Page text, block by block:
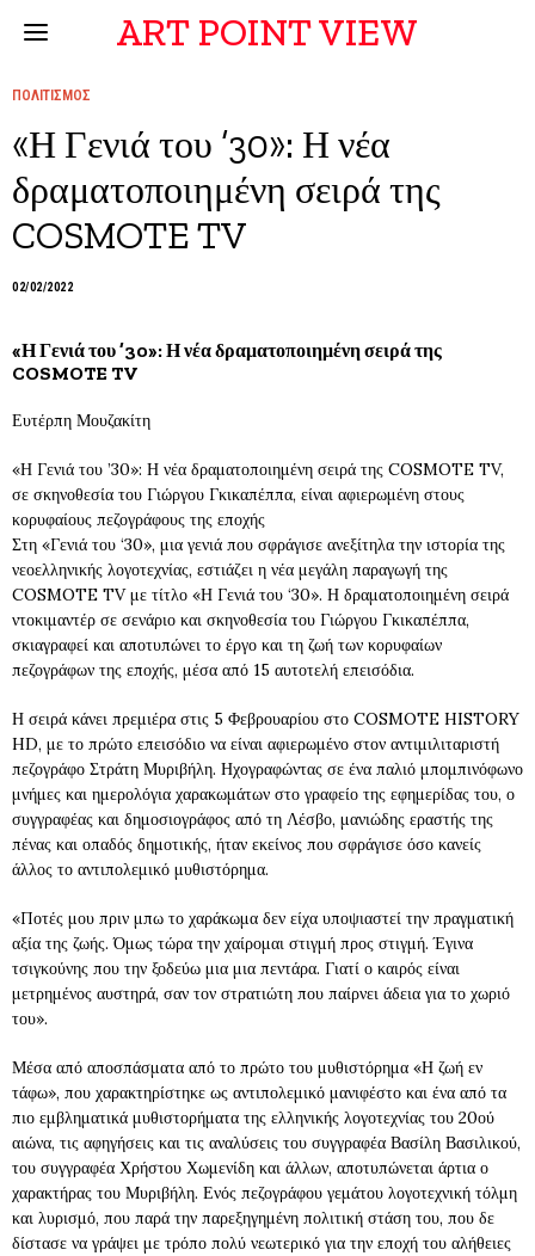
ART POINT VIEW
ΠΟΛΙΤΙΣΜΟΣ
«Η Γενιά του ’30»: Η νέα
δραματοποιημένη σειρά της
COSMOTE TV
02/02/2022
«Η Γενιά του ’30»: Η νέα δραματοποιημένη σειρά της
COSMOTE TV
Ευτέρπη Μουζακίτη
«Η Γενιά του ’30»: Η νέα δραματοποιημένη σειρά της COSMOTE TV,
σε σκηνοθεσία του Γιώργου Γκικαπέππα, είναι αφιερωμένη στους
κορυφαίους πεζογράφους της εποχής
Στη «Γενιά του ‘30», μια γενιά που σφράγισε ανεξίτηλα την ιστορία της
νεοελληνικής λογοτεχνίας, εστιάζει η νέα μεγάλη παραγωγή της
COSMOTE TV με τίτλο «Η Γενιά του ‘30». Η δραματοποιημένη σειρά
ντοκιμαντέρ σε σενάριο και σκηνοθεσία του Γιώργου Γκικαπέππα,
σκιαγραφεί και αποτυπώνει το έργο και τη ζωή των κορυφαίων
πεζογράφων της εποχής, μέσα από 15 αυτοτελή επεισόδια.
Η σειρά κάνει πρεμιέρα στις 5 Φεβρουαρίου στο COSMOTE HISTORY
HD, με το πρώτο επεισόδιο να είναι αφιερωμένο στον αντιμιλιταριστή
πεζογράφο Στράτη Μυριβήλη. Ηχογραφώντας σε ένα παλιό μπομπινόφωνο
μνήμες και ημερολόγια χαρακωμάτων στο γραφείο της εφημερίδας του, ο
συγγραφέας και δημοσιογράφος από τη Λέσβο, μανιώδης εραστής της
πένας και οπαδός δημοτικής, ήταν εκείνος που σφράγισε όσο κανείς
άλλος το αντιπολεμικό μυθιστόρημα.
«Ποτές μου πριν μπω το χαράκωμα δεν είχα υποψιαστεί την πραγματική
αξία της ζωής. Όμως τώρα την χαίρομαι στιγμή προς στιγμή. Έγινα
τσιγκούνης που την ξοδεύω μια μια πεντάρα. Γιατί ο καιρός είναι
μετρημένος αυστηρά, σαν τον στρατιώτη που παίρνει άδεια για το χωριό
του».
Μέσα από αποσπάσματα από το πρώτο του μυθιστόρημα «Η ζωή εν
τάφω», που χαρακτηρίστηκε ως αντιπολεμικό μανιφέστο και ένα από τα
πιο εμβληματικά μυθιστορήματα της ελληνικής λογοτεχνίας του 20ού
αιώνα, τις αφηγήσεις και τις αναλύσεις του συγγραφέα Βασίλη Βασιλικού,
του συγγραφέα Χρήστου Χωμενίδη και άλλων, αποτυπώνεται άρτια ο
χαρακτήρας του Μυριβήλη. Ενός πεζογράφου γεμάτου λογοτεχνική τόλμη
και λυρισμό, που παρά την παρεξηγημένη πολιτική στάση του, που δε
δίστασε να γράψει με τρόπο πολύ νεωτερικό για την εποχή του αλήθειες